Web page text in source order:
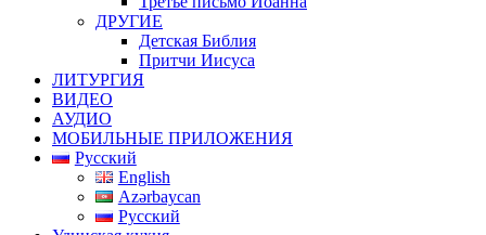
ДРУГИЕ
Детская Библия
Притчи Иисуса
ЛИТУРГИЯ
ВИДЕО
АУДИО
МОБИЛЬНЫЕ ПРИЛОЖЕНИЯ
Русский
English
Azərbaycan
Русский